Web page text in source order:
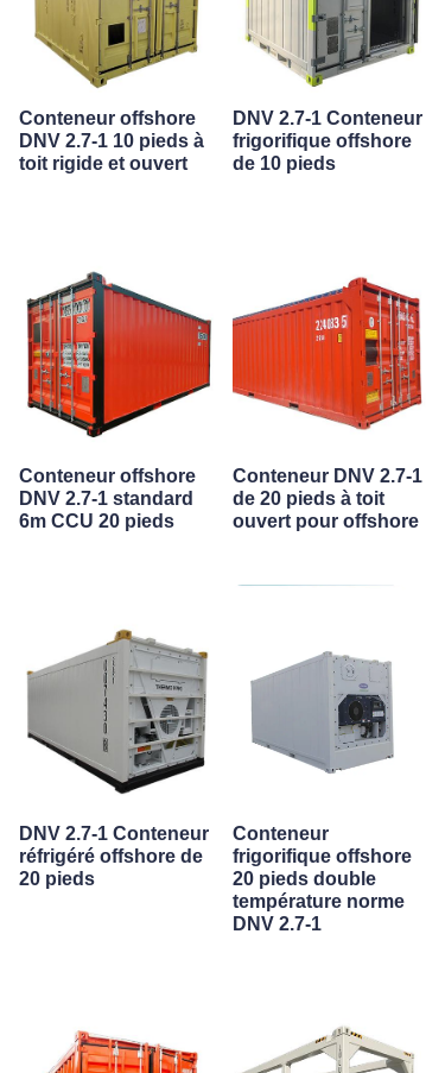
Conteneur offshore
DNV 2.7-1 10 pieds à
toit rigide et ouvert
DNV 2.7-1 Conteneur
frigorifique offshore
de 10 pieds
Conteneur offshore
DNV 2.7-1 standard
6m CCU 20 pieds
Conteneur DNV 2.7-1
de 20 pieds à toit
ouvert pour offshore
DNV 2.7-1 Conteneur
réfrigéré offshore de
20 pieds
Conteneur
frigorifique offshore
20 pieds double
température norme
DNV 2.7-1